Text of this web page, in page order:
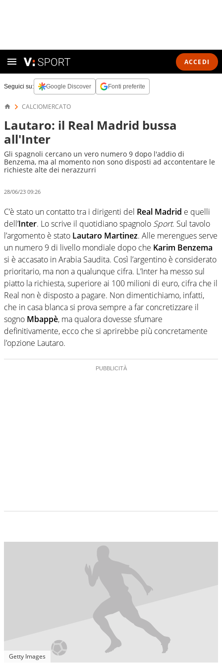
ACCEDI
Seguici su: Google Discover Fonti preferite
CALCIOMERCATO
Lautaro: il Real Madrid bussa
all'Inter
Gli spagnoli cercano un vero numero 9 dopo l'addio di
Benzema, ma al momento non sono disposti ad accontentare le
richieste alte dei nerazzurri
28/06/23 09:26
C’è stato un contatto tra i dirigenti del Real Madrid e quelli
dell’Inter. Lo scrive il quotidiano spagnolo Sport. Sul tavolo
l’argomento è stato Lautaro Martinez. Alle merengues serve
un numero 9 di livello mondiale dopo che Karim Benzema
si è accasato in Arabia Saudita. Così l’argentino è considerato
prioritario, ma non a qualunque cifra. L’Inter ha messo sul
piatto la richiesta, superiore ai 100 milioni di euro, cifra che il
Real non è disposto a pagare. Non dimentichiamo, infatti,
che in casa blanca si prova sempre a far concretizzare il
sogno Mbappè, ma qualora dovesse sfumare
definitivamente, ecco che si aprirebbe più concretamente
l’opzione Lautaro.
Getty Images